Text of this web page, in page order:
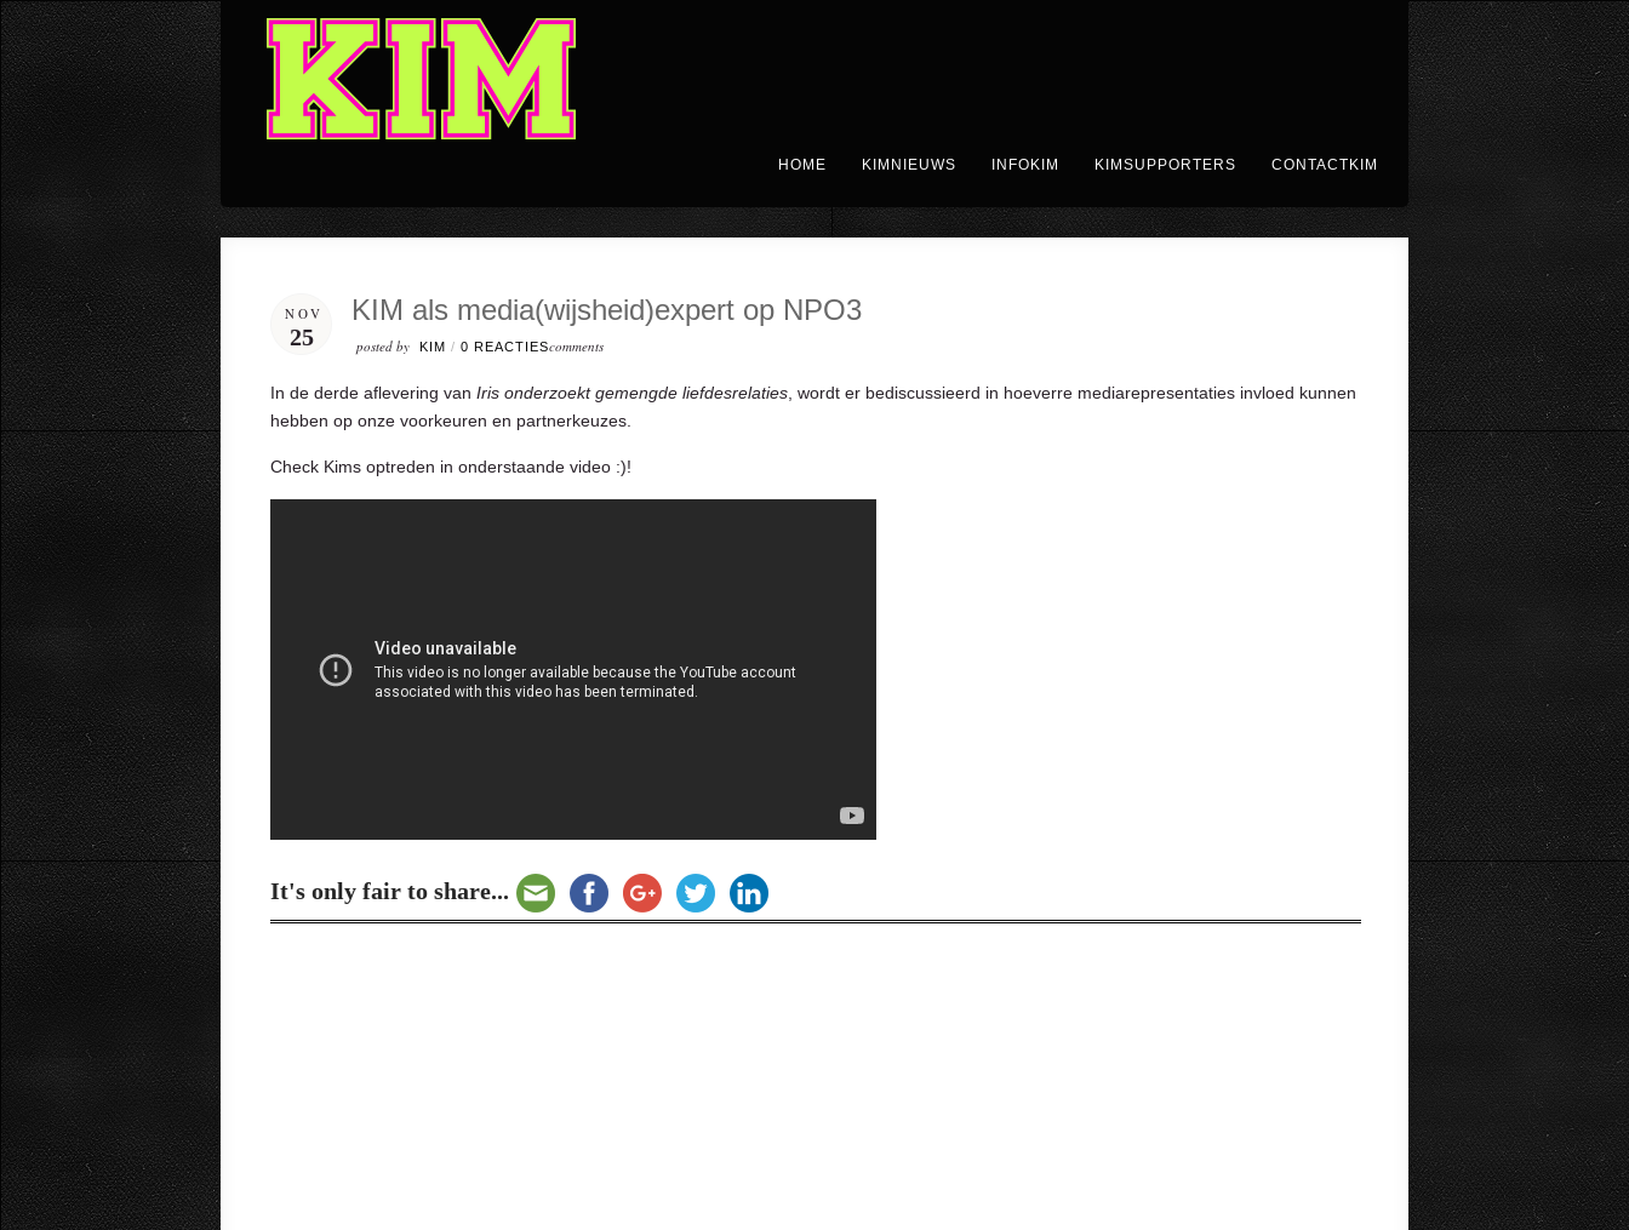
HOME KIMNIEUWS INFOKIM KIMSUPPORTERS CONTACTKIM
NOV
25
KIM als media(wijsheid)expert op NPO3
posted by KIM / 0 REACTIEScomments
In de derde aflevering van Iris onderzoekt gemengde liefdesrelaties , wordt er bediscussieerd in hoeverre mediarepresentaties invloed kunnen
hebben op onze voorkeuren en partnerkeuzes.
Check Kims optreden in onderstaande video :)!
It's only fair to share...